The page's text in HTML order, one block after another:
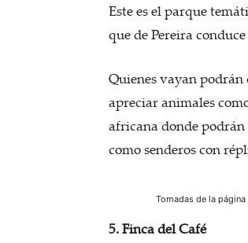
Este es el parque
que de Pereira
Quienes vayan
apreciar animales
africana donde podrán
como senderos con
Tomadas de la
5. Finca del Café